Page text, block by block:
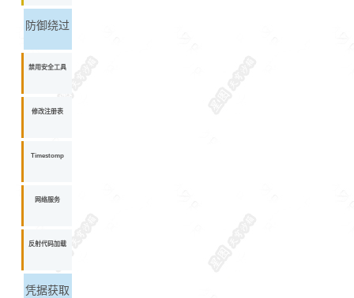
防御绕过
禁用安全工具
修改注册表
Timestomp
网络服务
反射代码加载
凭据获取